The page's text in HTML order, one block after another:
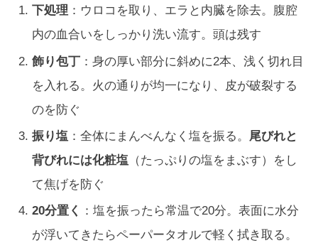
下処理 ：ウロコを取り、エラと内臓を除去。腹腔
内の血合いをしっかり洗い流す。頭は残す
飾り包丁 ：身の厚い部分に斜めに2本、浅く切れ目
を入れる。火の通りが均一になり、皮が破裂する
のを防ぐ
振り塩 ：全体にまんべんなく塩を振る。 尾びれと
背びれには化粧塩 （たっぷりの塩をまぶす）をし
て焦げを防ぐ
20分置く
：塩を振ったら常温で20分。表面に水分
が浮いてきたらペーパータオルで軽く拭き取る。